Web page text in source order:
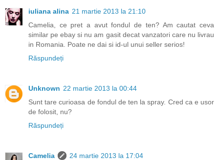
iuliana alina 21 martie 2013 la 21:10
Camelia, ce pret a avut fondul de ten? Am cautat ceva
similar pe ebay si nu am gasit decat vanzatori care nu livrau
in Romania. Poate ne dai si id-ul unui seller serios!
Răspundeți
Unknown 22 martie 2013 la 00:44
Sunt tare curioasa de fondul de ten la spray. Cred ca e usor
de folosit, nu?
Răspundeți
Camelia
24 martie 2013 la 17:04